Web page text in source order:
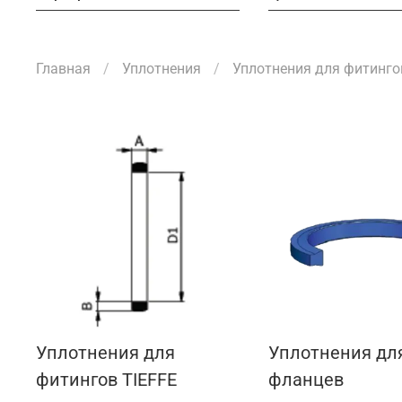
Главная Уплотнения Уплотнения для
Уплотнения для
фитингов TIEFFE
Уплотнения
фланцев